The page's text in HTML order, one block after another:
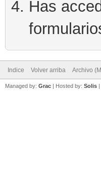
Has
Indice Volver arriba Archivo
Managed by: Grac | Hosted by: Solis |